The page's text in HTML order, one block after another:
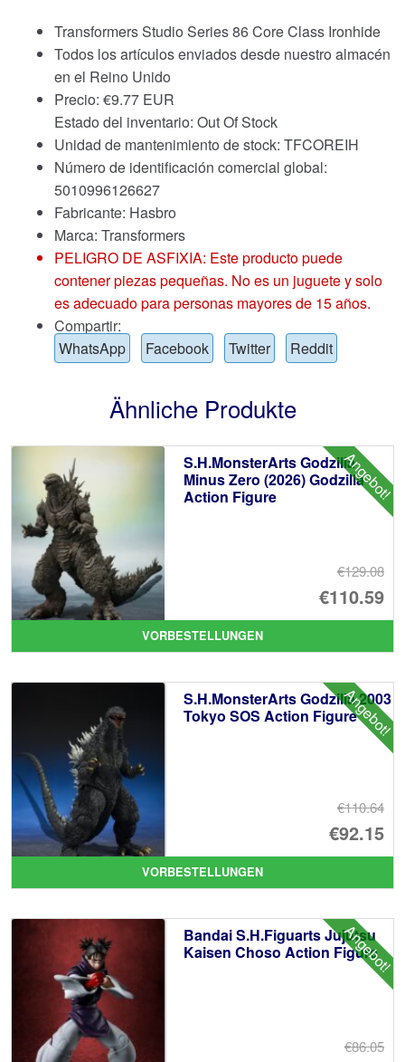
Transformers Studio Series 86 Core Class Ironhide
Todos los artículos enviados desde nuestro almacén
en el Reino Unido
Precio: €9.77 EUR
Estado del inventario: Out Of Stock
Unidad de mantenimiento de stock: TFCOREIH
Número de identificación comercial global:
5010996126627
Fabricante: Hasbro
Marca: Transformers
PELIGRO DE ASFIXIA: Este producto puede
contener piezas pequeñas. No es un juguete y solo
es adecuado para personas mayores de 15 años.
Compartir:
WhatsApp
Facebook Twitter Reddit
Ähnliche Produkte
Angebot!
S.H.MonsterArts Godzilla
Minus Zero (2026) Godzilla
Action Figure
€129.08
€110.59
VORBESTELLUNGEN
Angebot!
S.H.MonsterArts Godzilla 2003
Tokyo SOS Action Figure
€110.64
€92.15
VORBESTELLUNGEN
Angebot!
Bandai S.H.Figuarts Jujutsu
Kaisen Choso Action Figure
€86.05